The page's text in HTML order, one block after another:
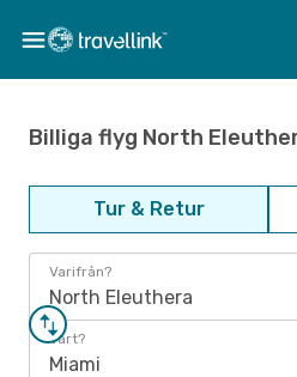
Billiga flyg North
Tur & Retur
Varifrån?
North Eleuthera
Vart?
Miami